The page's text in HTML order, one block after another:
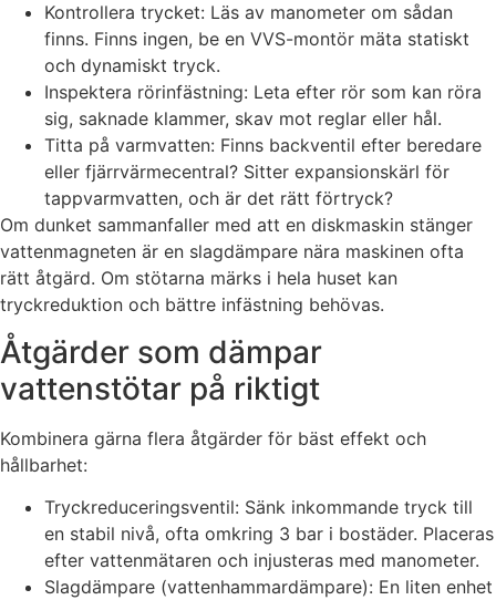
Kontrollera trycket: Läs av manometer om sådan
finns. Finns ingen, be en VVS-montör mäta statiskt
och dynamiskt tryck.
Inspektera rörinfästning: Leta efter rör som kan röra
sig, saknade klammer, skav mot reglar eller hål.
Titta på varmvatten: Finns backventil efter beredare
eller fjärrvärmecentral? Sitter expansionskärl för
tappvarmvatten, och är det rätt förtryck?
Om dunket sammanfaller med att en diskmaskin stänger
vattenmagneten är en slagdämpare nära maskinen ofta
rätt åtgärd. Om stötarna märks i hela huset kan
tryckreduktion och bättre infästning behövas.
Åtgärder som dämpar
vattenstötar på riktigt
Kombinera gärna flera åtgärder för bäst effekt och
hållbarhet:
Tryckreduceringsventil: Sänk inkommande tryck till
en stabil nivå, ofta omkring 3 bar i bostäder. Placeras
efter vattenmätaren och injusteras med manometer.
Slagdämpare (vattenhammardämpare): En liten enhet